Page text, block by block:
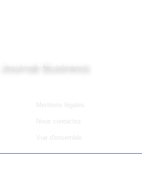
Mentions légales
Nous contactez
Vue d'ensemble